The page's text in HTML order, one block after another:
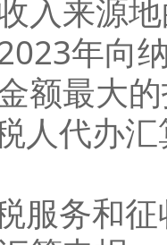
入来源
年向
额最大
代办汇
务和征